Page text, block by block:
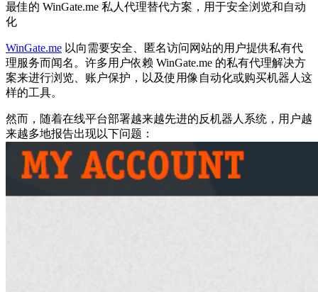
最佳的 WinGate.me 私人代理替代方案，用于安全浏览和自动
化
WinGate.me 以向需要安全、匿名访问网站的用户提供私有代
理服务而闻名。许多用户依赖 WinGate.me 的私有代理解决方
案来进行浏览、账户保护，以及使用像自动化或购买机器人这
样的工具。
然而，随着在线平台部署越来越先进的反机器人系统，用户越
来越多地报告出现以下问题：